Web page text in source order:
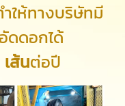
ให้ทางบริษัทมี
ดดอกได้
ส้นต่อปี